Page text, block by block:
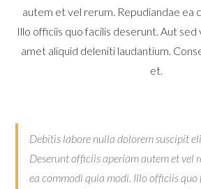
autem et vel rerum. Repudiandae ea
Illo officiis quo facilis deserunt. Aut
amet aliquid deleniti laudantium.
et.
Debitis labore nulla dolorem suscipit
Deserunt officiis aperiam autem et vel
ea commodi quia modi. Illo officiis quo